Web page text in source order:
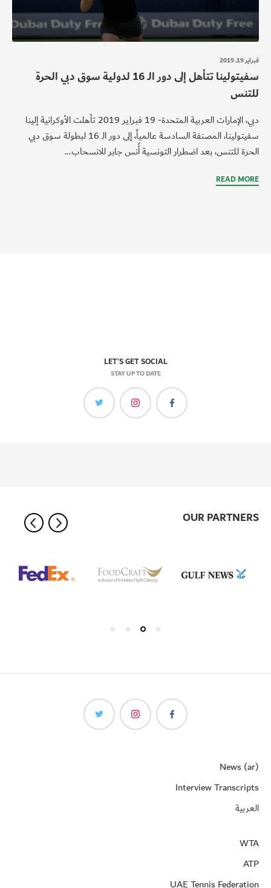
فبراير 19, 2019
سفيتولينا تتأهل إلى دور الـ 16 لدولية سوق دبي الحرة
للتنس
دبي، الإمارات العربية المتحدة- 19 فبراير 2019 تأهلت الأوكرانية إلينا
سفيتولينا، المصنفة السادسة عالمياً، إلى دور الـ 16 لبطولة سوق دبي
الحرة للتنس، بعد اضطرار التونسية أُنس جابر للانسحاب...
READ MORE
LET'S GET SOCIAL
STAY UP TO DATE
OUR PARTNERS
News (ar)
Interview Transcripts
العربية
WTA
ATP
UAE Tennis Federation